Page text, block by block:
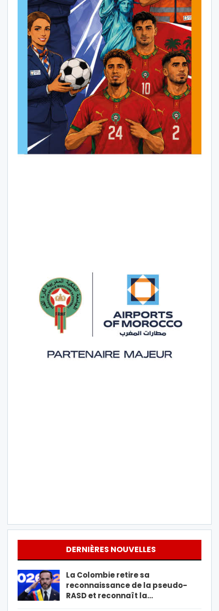
DERNIÈRES NOUVELLES
La Colombie retire sa
reconnaissance de la pseudo-
RASD et reconnaît la…